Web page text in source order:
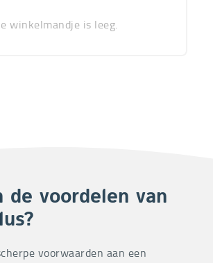
winkelmandje is leeg.
de voordelen van
voorwaarden aan een